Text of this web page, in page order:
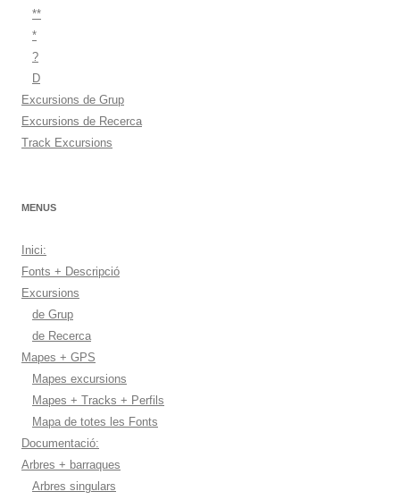
**
*
?
D
Excursions de Grup
Excursions de Recerca
Track Excursions
MENUS
Inici:
Fonts + Descripció
Excursions
de Grup
de Recerca
Mapes + GPS
Mapes excursions
Mapes + Tracks + Perfils
Mapa de totes les Fonts
Documentació:
Arbres + barraques
Arbres singulars